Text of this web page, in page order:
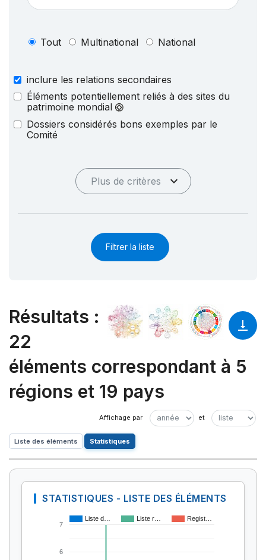
Tout Multinational National
inclure les relations secondaires
Éléments potentiellement reliés à des sites du
patrimoine mondial
Dossiers considérés bons exemples par le
Comité
Plus de critères
Filtrer la liste
Résultats :
22
éléments correspondant à 5
régions et 19 pays
Liste des éléments Statistiques
STATISTIQUES - LISTE DES ÉLÉMENTS
Liste d… Liste r… Regist…
6
7